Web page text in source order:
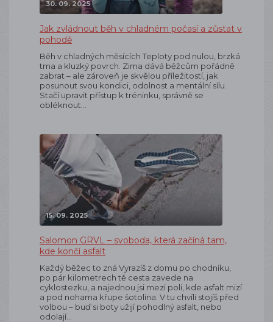
30. 09. 2025
Jak zvládnout běh v chladném počasí a zůstat v
pohodě
Běh v chladných měsících Teploty pod nulou, brzká
tma a kluzký povrch. Zima dává běžcům pořádně
zabrat – ale zároveň je skvělou příležitostí, jak
posunout svou kondici, odolnost a mentální sílu.
Stačí upravit přístup k tréninku, správně se
obléknout…
15. 09. 2025
Salomon GRVL – svoboda, která začíná tam,
kde končí asfalt
Každý běžec to zná Vyrazíš z domu po chodníku,
po pár kilometrech tě cesta zavede na
cyklostezku, a najednou jsi mezi poli, kde asfalt mizí
a pod nohama křupe šotolina. V tu chvíli stojíš před
volbou – buď si boty užijí pohodlný asfalt, nebo
odolají…